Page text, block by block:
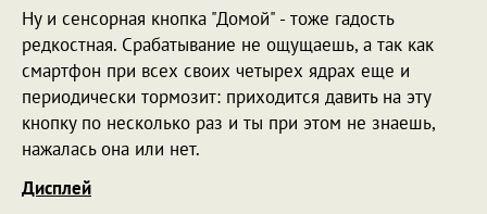
Ну и сенсорная кнопка "Домой" - тоже гадость
редкостная. Срабатывание не ощущаешь, а так как
смартфон при всех своих четырех ядрах еще и
периодически тормозит: приходится давить на эту
кнопку по несколько раз и ты при этом не знаешь,
нажалась она или нет.
Дисплей